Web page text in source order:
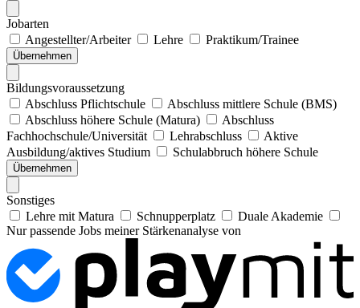
Jobarten
Angestellter/Arbeiter
Lehre Praktikum/Trainee
Übernehmen
Bildungsvoraussetzung
Abschluss Pflichtschule
Abschluss mittlere Schule (BMS)
Abschluss höhere Schule (Matura)
Abschluss
Fachhochschule/Universität
Lehrabschluss
Aktive
Ausbildung/aktives Studium
Schulabbruch höhere Schule
Übernehmen
Sonstiges
Lehre mit Matura
Schnupperplatz
Duale Akademie
Nur passende Jobs meiner Stärkenanalyse von